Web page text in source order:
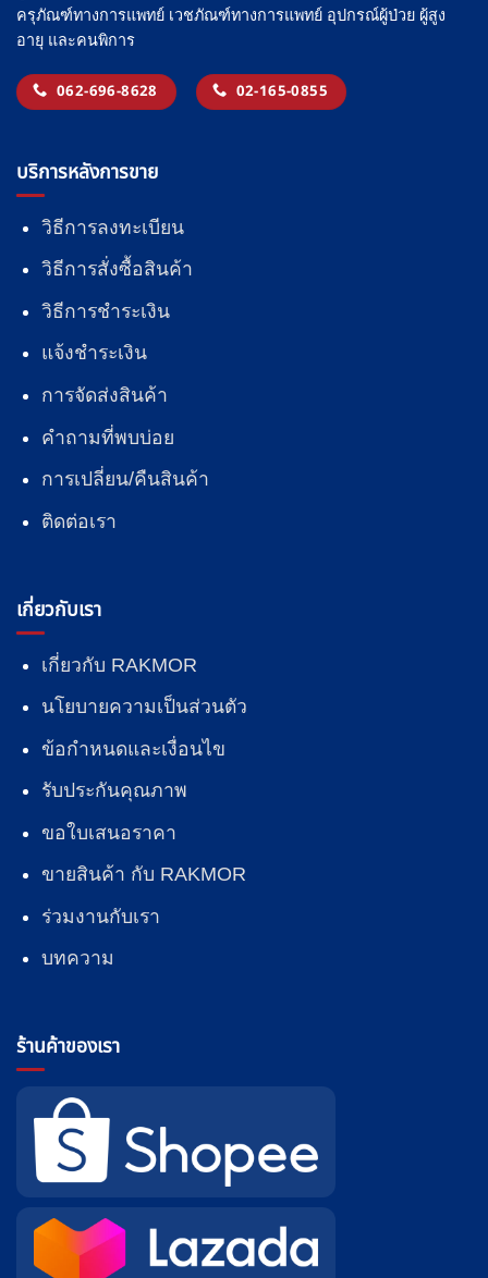
ครุภัณฑ์ทางการแพทย์ เวชภัณฑ์ทางการแพทย์ อุปกรณ์ผู้ป่วย ผู้สูง
อายุ และคนพิการ
062-696-8628 02-165-0855
บริการหลังการขาย
วิธีการลงทะเบียน
วิธีการสั่งซื้อสินค้า
วิธีการชำระเงิน
แจ้งชำระเงิน
การจัดส่งสินค้า
คำถามที่พบบ่อย
การเปลี่ยน/คืนสินค้า
ติดต่อเรา
เกี่ยวกับเรา
เกี่ยวกับ RAKMOR
นโยบายความเป็นส่วนตัว
ข้อกำหนดและเงื่อนไข
รับประกันคุณภาพ
ขอใบเสนอราคา
ขายสินค้า กับ RAKMOR
ร่วมงานกับเรา
บทความ
ร้านค้าของเรา